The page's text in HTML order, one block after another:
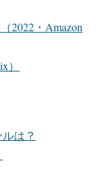
2022・Amazon
は？